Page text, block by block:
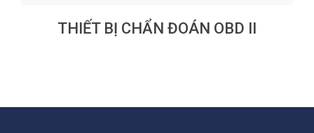
THIẾT BỊ CHẨN ĐOÁN OBD II